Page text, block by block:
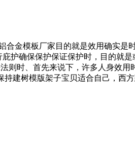
金模板厂家目的就是效用确实是
护确保保护保证保护时，目的就
则时、首先来说下，许多人身效
建树模版架子宝贝适合自己，西